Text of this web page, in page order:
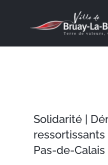
Solidarité |
Pas-de-Calais